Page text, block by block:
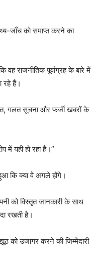
जाँच को समाप्त करने का
राजनीतिक पूर्वाग्रह के बारे में
रहे हैं।
गलत सूचना और फर्जी खबरों के
में यही हो रहा है।”
कि क्या वे अगले होंगे।
को विस्तृत जानकारी के साथ
रखती है।
को उजागर करने की जिम्मेदारी